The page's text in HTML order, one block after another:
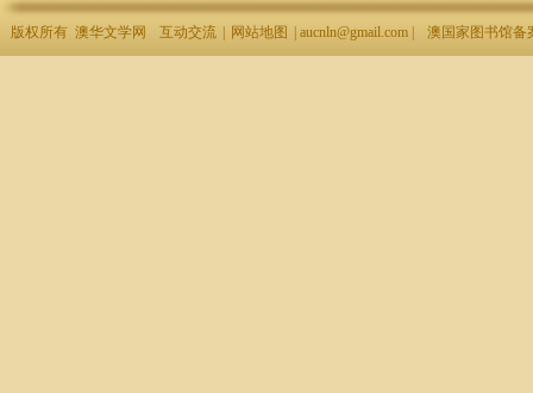
版权所有 澳华文学网 互动交流 网站地图 | aucnln@gmail.com | 澳国家图书馆备